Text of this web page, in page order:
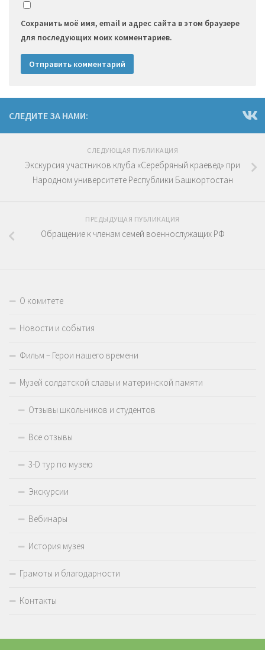
Сохранить моё имя, email и адрес сайта в этом браузере
для последующих моих комментариев.
СЛЕДИТЕ ЗА НАМИ:
СЛЕДУЮЩАЯ ПУБЛИКАЦИЯ
Экскурсия участников клуба «Серебряный краевед» при
Народном университете Республики Башкортостан
ПРЕДЫДУЩАЯ ПУБЛИКАЦИЯ
Обращение к членам семей военнослужащих РФ
О комитете
Новости и события
Фильм – Герои нашего времени
Музей солдатской славы и материнской памяти
Отзывы школьников и студентов
Все отзывы
3-D тур по музею
Экскурсии
Вебинары
История музея
Грамоты и благодарности
Контакты